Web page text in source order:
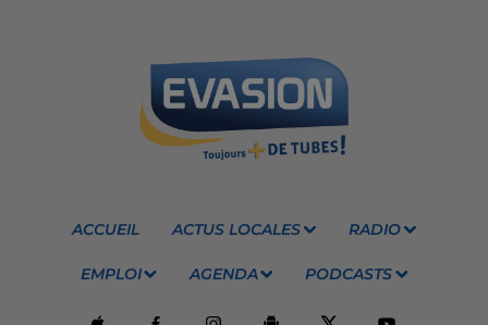
ACCUEIL ACTUS LOCALES RADIO
EMPLOI AGENDA PODCASTS